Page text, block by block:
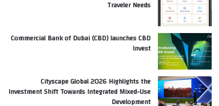
Traveler Needs
Commercial Bank of Dubai (CBD) launches CBD
Invest
Cityscape Global 2026 Highlights the
Investment Shift Towards Integrated Mixed-Use
Development